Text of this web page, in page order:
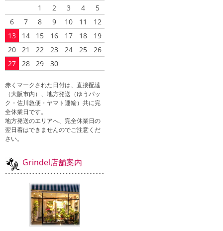
1 2 3 4
5
6
7 8 9 10 11
12
13
14 15 16 17 18
19
20
21 22 23 24 25
26
27
28 29 30
赤くマークされた日付は、直接配達
（大阪市内）、地方発送（ゆうパッ
ク・佐川急便・ヤマト運輸）共に完
全休業日です。
地方発送のエリアへ、完全休業日の
翌日着はできませんのでご注意くだ
さい。
Grindel店舗案内